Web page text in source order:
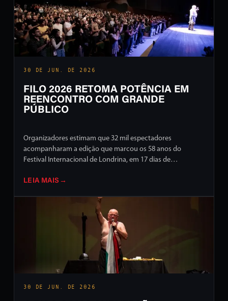
30 DE JUN. DE 2026
FILO 2026 RETOMA POTÊNCIA EM
REENCONTRO COM GRANDE
PÚBLICO
Organizadores estimam que 32 mil espectadores
acompanharam a edição que marcou os 58 anos do
Festival Internacional de Londrina, em 17 dias de
LEIA MAIS →
30 DE JUN. DE 2026